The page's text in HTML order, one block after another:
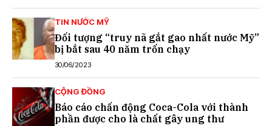
TIN NƯỚC MỸ
Đối tượng “truy nã gắt gao nhất nước Mỹ”
bị bắt sau 40 năm trốn chạy
30/06/2023
CỘNG ĐỒNG
Báo cáo chấn động Coca-Cola với thành
phần được cho là chất gây ung thư